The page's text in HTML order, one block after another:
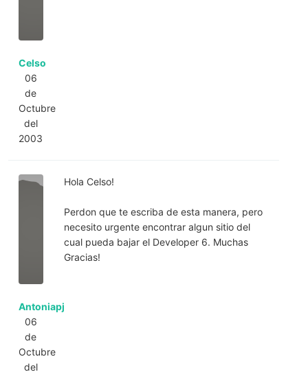
Celso
06
de
Octubre
del
2003
Antoniapj
06
de
Octubre
del
Hola Celso!
Perdon que te escriba de esta manera, pero
necesito urgente encontrar algun sitio del
cual pueda bajar el Developer 6. Muchas
Gracias!